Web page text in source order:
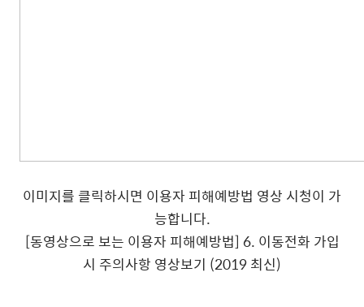
이미지를 클릭하시면 이용자 피해예방법 영상 시청이 가
능합니다.
[동영상으로 보는 이용자 피해예방법] 6. 이동전화 가입
시 주의사항 영상보기 (2019 최신)